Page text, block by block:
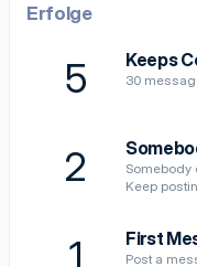
Erfolge
5 Keeps
30
2
Somebody
Keep
1 First
Post a